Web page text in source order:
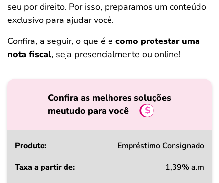
seu por direito. Por isso, preparamos um conteúdo
exclusivo para ajudar você.
Confira, a seguir, o que é e como protestar uma
nota fiscal, seja presencialmente ou online!
Confira as melhores soluções
meutudo para você
Produto
Empréstimo Consignado
1,39% a.m